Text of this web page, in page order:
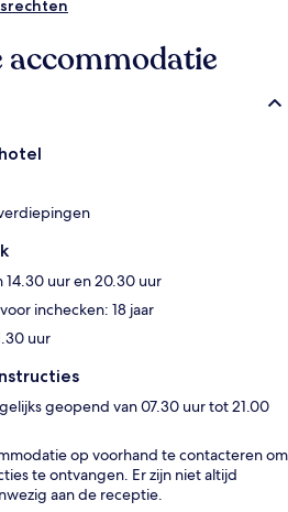
accommodatie
14.30 uur en 20.30 uur
inchecken: 18 jaar
uur
geopend van 07.30 uur tot 21.00
op voorhand te contacteren om
te ontvangen. Er zijn niet altijd
aan de receptie.